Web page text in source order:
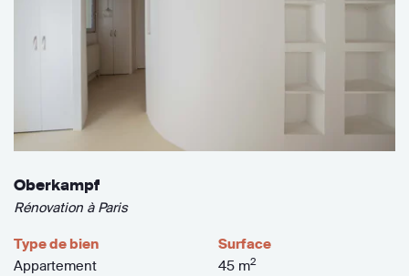
Oberkampf
Rénovation à Paris
Type de bien
Appartement
Surface
45 m2